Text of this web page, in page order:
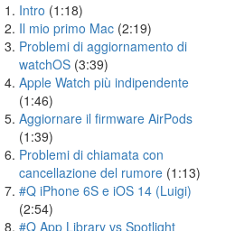
Intro (1:18)
Il mio primo Mac (2:19)
Problemi di aggiornamento di
watchOS (3:39)
Apple Watch più indipendente
(1:46)
Aggiornare il firmware AirPods
(1:39)
Problemi di chiamata con
cancellazione del rumore (1:13)
#Q iPhone 6S e iOS 14 (Luigi)
(2:54)
#Q App Library vs Spotlight